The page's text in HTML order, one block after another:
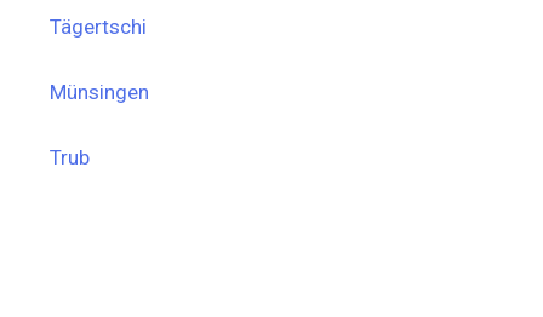
Tägertschi
Münsingen
Trub